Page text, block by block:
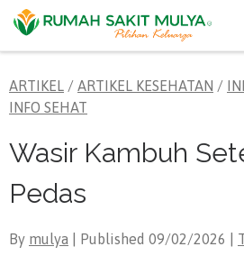
Skip to content
ARTIKEL / ARTIKEL KESEHATAN /
INFO SEHAT
Wasir Kambuh
Pedas
By mulya | Published 09/02/2026